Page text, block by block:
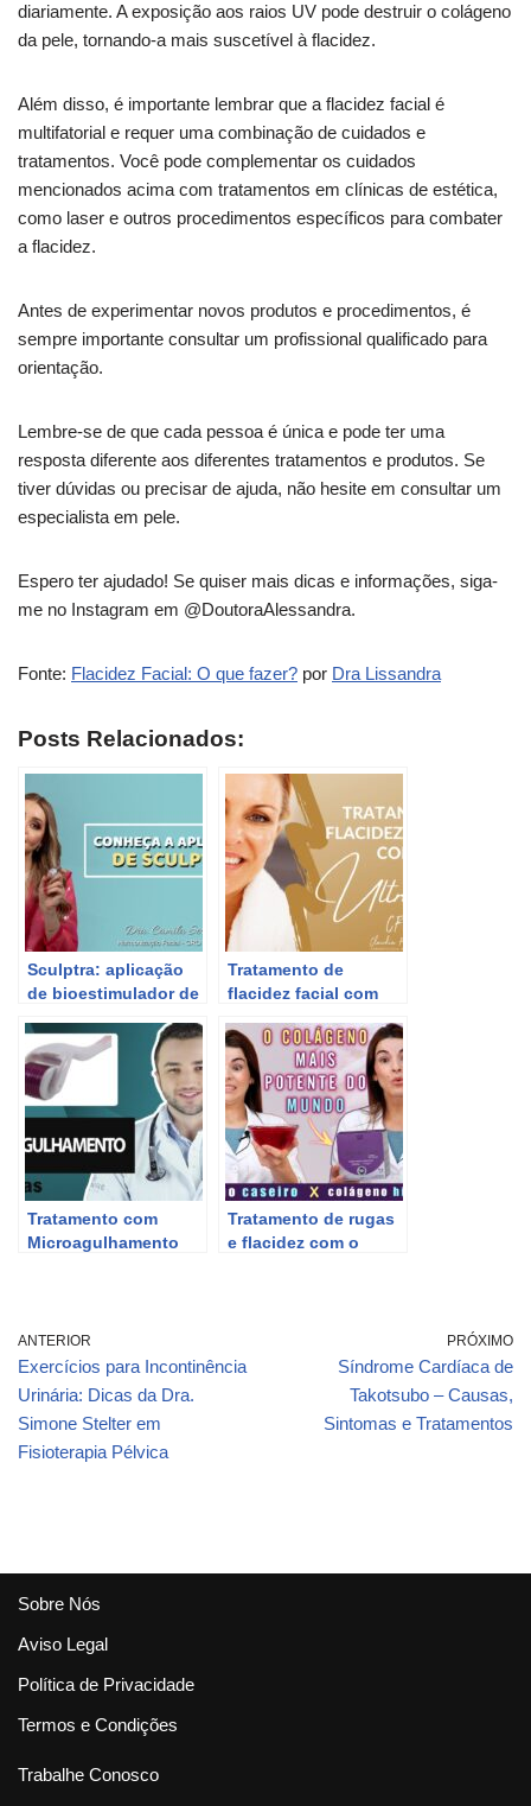
diariamente. A exposição aos raios UV pode destruir o colágeno
da pele, tornando-a mais suscetível à flacidez.
Além disso, é importante lembrar que a flacidez facial é
multifatorial e requer uma combinação de cuidados e
tratamentos. Você pode complementar os cuidados
mencionados acima com tratamentos em clínicas de estética,
como laser e outros procedimentos específicos para combater
a flacidez.
Antes de experimentar novos produtos e procedimentos, é
sempre importante consultar um profissional qualificado para
orientação.
Lembre-se de que cada pessoa é única e pode ter uma
resposta diferente aos diferentes tratamentos e produtos. Se
tiver dúvidas ou precisar de ajuda, não hesite em consultar um
especialista em pele.
Espero ter ajudado! Se quiser mais dicas e informações, siga-
me no Instagram em @DoutoraAlessandra.
Fonte: Flacidez Facial: O que fazer? por Dra Lissandra
Posts Relacionados:
Sculptra: aplicação
de bioestimulador de
e flacidez facial
Tratamento de
flacidez facial com
Tratamento com
Microagulhamento
Tratamento de rugas
e flacidez com o
ANTERIOR
Exercícios para Incontinência
Urinária: Dicas da Dra.
Simone Stelter em
Fisioterapia Pélvica
PRÓXIMO
Síndrome Cardíaca de
Takotsubo – Causas,
Sintomas e Tratamentos
Sobre Nós
Aviso Legal
Política de Privacidade
Termos e Condições
Trabalhe Conosco